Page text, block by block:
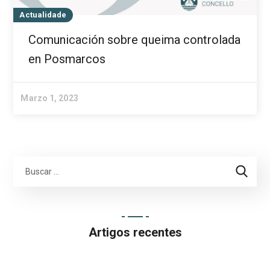
Actualidade
Comunicación sobre queima controlada
en Posmarcos
Marzo 1, 2023
Artigos recentes